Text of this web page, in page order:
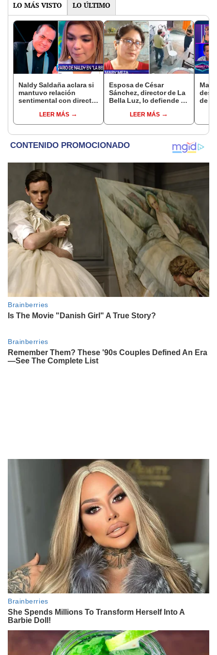
LO MÁS VISTO LO ÚLTIMO
Naldy Saldaña aclara si
mantuvo relación
sentimental con director
denunciarlo por
tocamientos: “Me
LEER MÁS
Esposa de César
Sánchez, director de La
Bella Luz, lo defiende y
relación clandestina
con Naldy Saldaña:
LEER MÁS
de
por